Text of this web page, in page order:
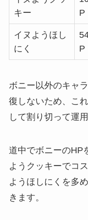
キー
P
イヌようほし
にく
P
ボニー以外のキャ
復しないため、こ
して割り切って運
道中でボニーのHP
ようクッキーでコ
ようほしにくを多
きます。